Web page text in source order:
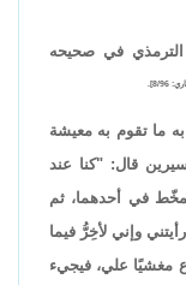
الترمذي في صحيحه
96].
به ما تقوم به معيشة
قال: "كنا عند
في أحدهما، ثم
وإني لأخِرُّ فيما
مغشيًا علي، فيجيء